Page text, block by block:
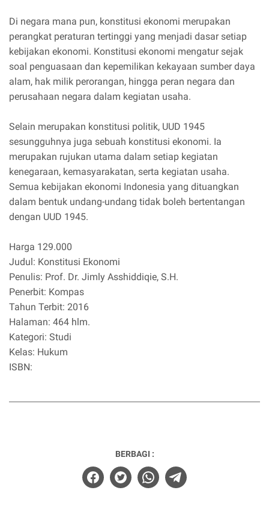
Di negara mana pun, konstitusi ekonomi merupakan
perangkat peraturan tertinggi yang menjadi dasar setiap
kebijakan ekonomi. Konstitusi ekonomi mengatur sejak
soal penguasaan dan kepemilikan kekayaan sumber daya
alam, hak milik perorangan, hingga peran negara dan
perusahaan negara dalam kegiatan usaha.
Selain merupakan konstitusi politik, UUD 1945
sesungguhnya juga sebuah konstitusi ekonomi. Ia
merupakan rujukan utama dalam setiap kegiatan
kenegaraan, kemasyarakatan, serta kegiatan usaha.
Semua kebijakan ekonomi Indonesia yang dituangkan
dalam bentuk undang-undang tidak boleh bertentangan
dengan UUD 1945.
Harga 129.000
Judul: Konstitusi Ekonomi
Penulis: Prof. Dr. Jimly Asshiddiqie, S.H.
Penerbit: Kompas
Tahun Terbit: 2016
Halaman: 464 hlm.
Kategori: Studi
Kelas: Hukum
ISBN:
BERBAGI :